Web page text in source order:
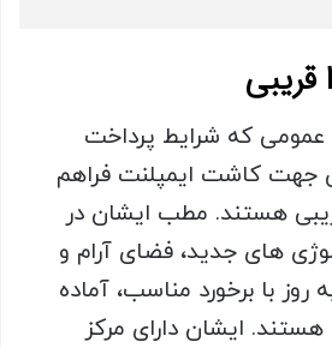
عمومی که شرایط پرداخت
جهت کاشت ایمپلنت فراهم
هستند. مطب ایشان در
های جدید، فضای آرام و
با برخورد مناسب، آماده
ایشان دارای مرکز